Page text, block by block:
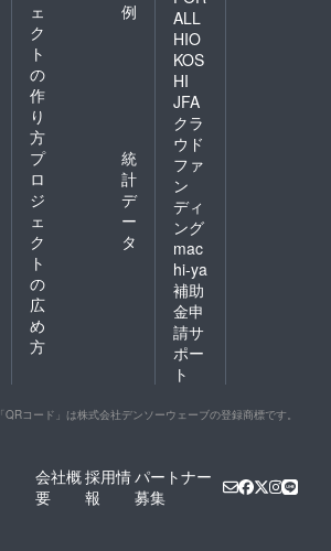
ェ
ク
ト
の
作
り
方
例
プ
ロ
ジ
ェ
ク
ト
の
広
め
方
統
計
デ
ー
タ
ALL
HIO
KOS
HI
JFA
クラ
ウド
ファ
ン
ディ
ング
mac
hi-ya
補助
金申
請サ
ポー
ト
「QRコード」は株式会社デンソーウェーブの登録商標です。
会社概
要
採用情
報
パートナー
募集